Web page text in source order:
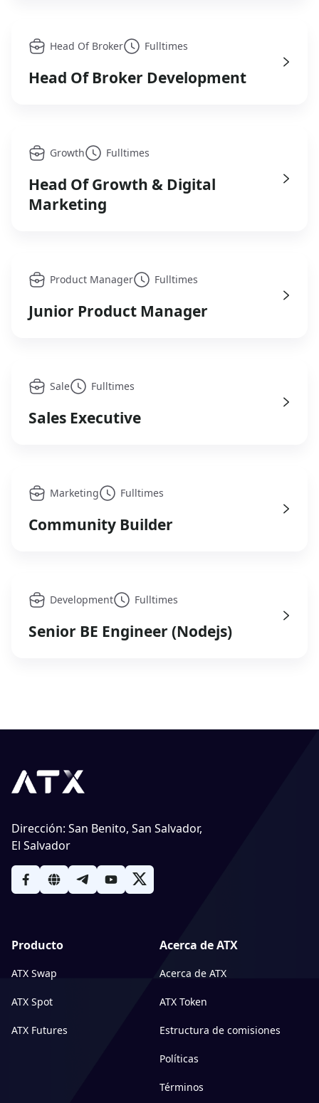
Head Of Broker Fulltimes
Head Of Broker Development
Growth Fulltimes
Head Of Growth & Digital
Marketing
Product Manager Fulltimes
Junior Product Manager
Sale Fulltimes
Sales Executive
Marketing Fulltimes
Community Builder
Development Fulltimes
Senior BE Engineer (Nodejs)
Producto
ATX Swap
ATX Spot
ATX Futures
Acerca de ATX
Acerca de ATX
ATX Token
Estructura de comisiones
Políticas
Términos
Dirección: San Benito, San Salvador,
El Salvador